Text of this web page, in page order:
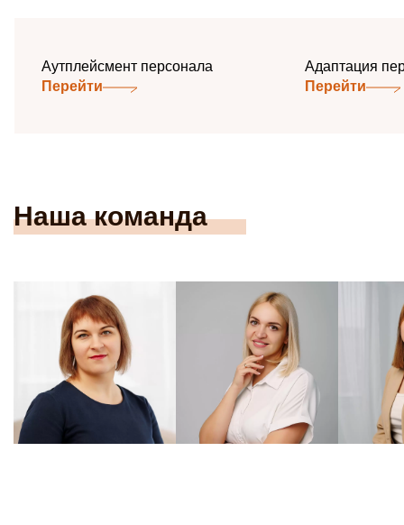
Аутплейсмент персонала
Перейти
Адап­та­ция
Перейти
Наша команда